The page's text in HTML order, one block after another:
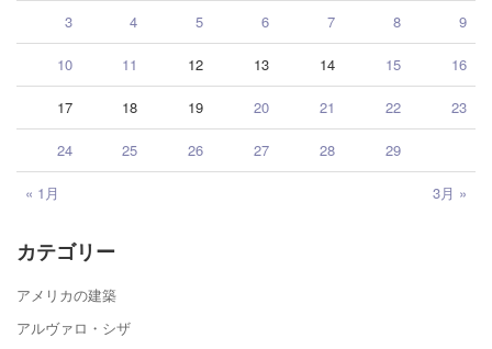
« 1月 3月 »
3 4 5 6 7 8 9
10 11 12 13 14 15 16
17 18 19 20 21 22 23
24 25 26 27 28 29
カテゴリー
アメリカの建築
アルヴァロ・シザ